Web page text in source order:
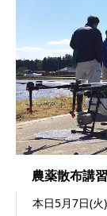
農薬散布講
本日5月7日(